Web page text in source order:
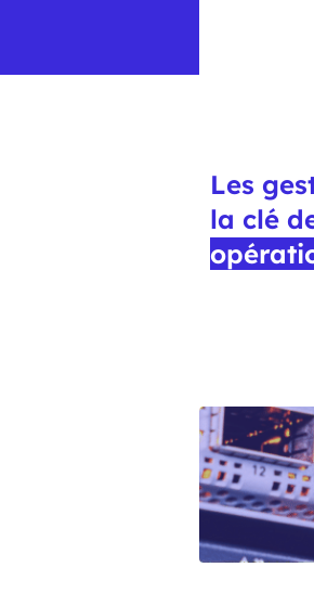
Les
la clé